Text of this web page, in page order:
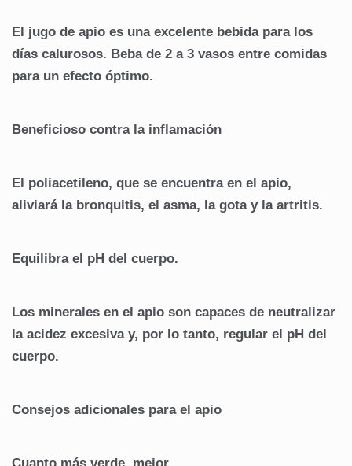
El jugo de apio es una excelente bebida para los
días calurosos. Beba de 2 a 3 vasos entre comidas
para un efecto óptimo.
Beneficioso contra la inflamación
El poliacetileno, que se encuentra en el apio,
aliviará la bronquitis, el asma, la gota y la artritis.
Equilibra el pH del cuerpo.
Los minerales en el apio son capaces de neutralizar
la acidez excesiva y, por lo tanto, regular el pH del
cuerpo.
Consejos adicionales para el apio